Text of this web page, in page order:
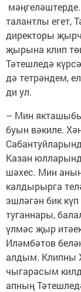
талантлы егет,
директоры
җырына клип
Тәтешледә
дә тетрәндем,
ди ул.
– Мин
буын вәкиле.
Казан
шәхес. Мин аның
калдырырга
эшләгән бик
туганнары,
үлмәс җыр
Иләмбәтов
алдым. Клипны
чыгарасым
апның